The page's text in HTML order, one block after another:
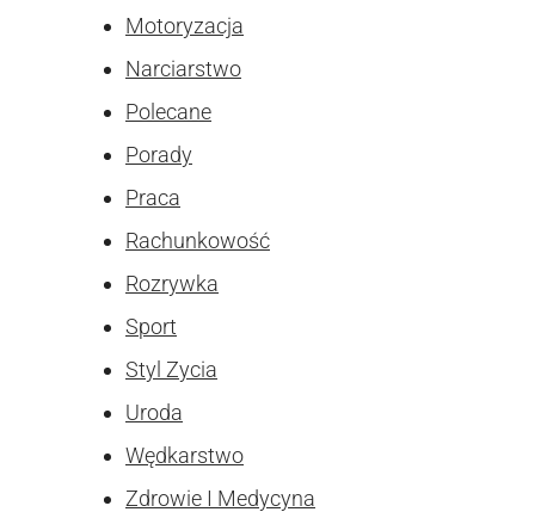
Motoryzacja
Narciarstwo
Polecane
Porady
Praca
Rachunkowość
Rozrywka
Sport
Styl Zycia
Uroda
Wędkarstwo
Zdrowie I Medycyna